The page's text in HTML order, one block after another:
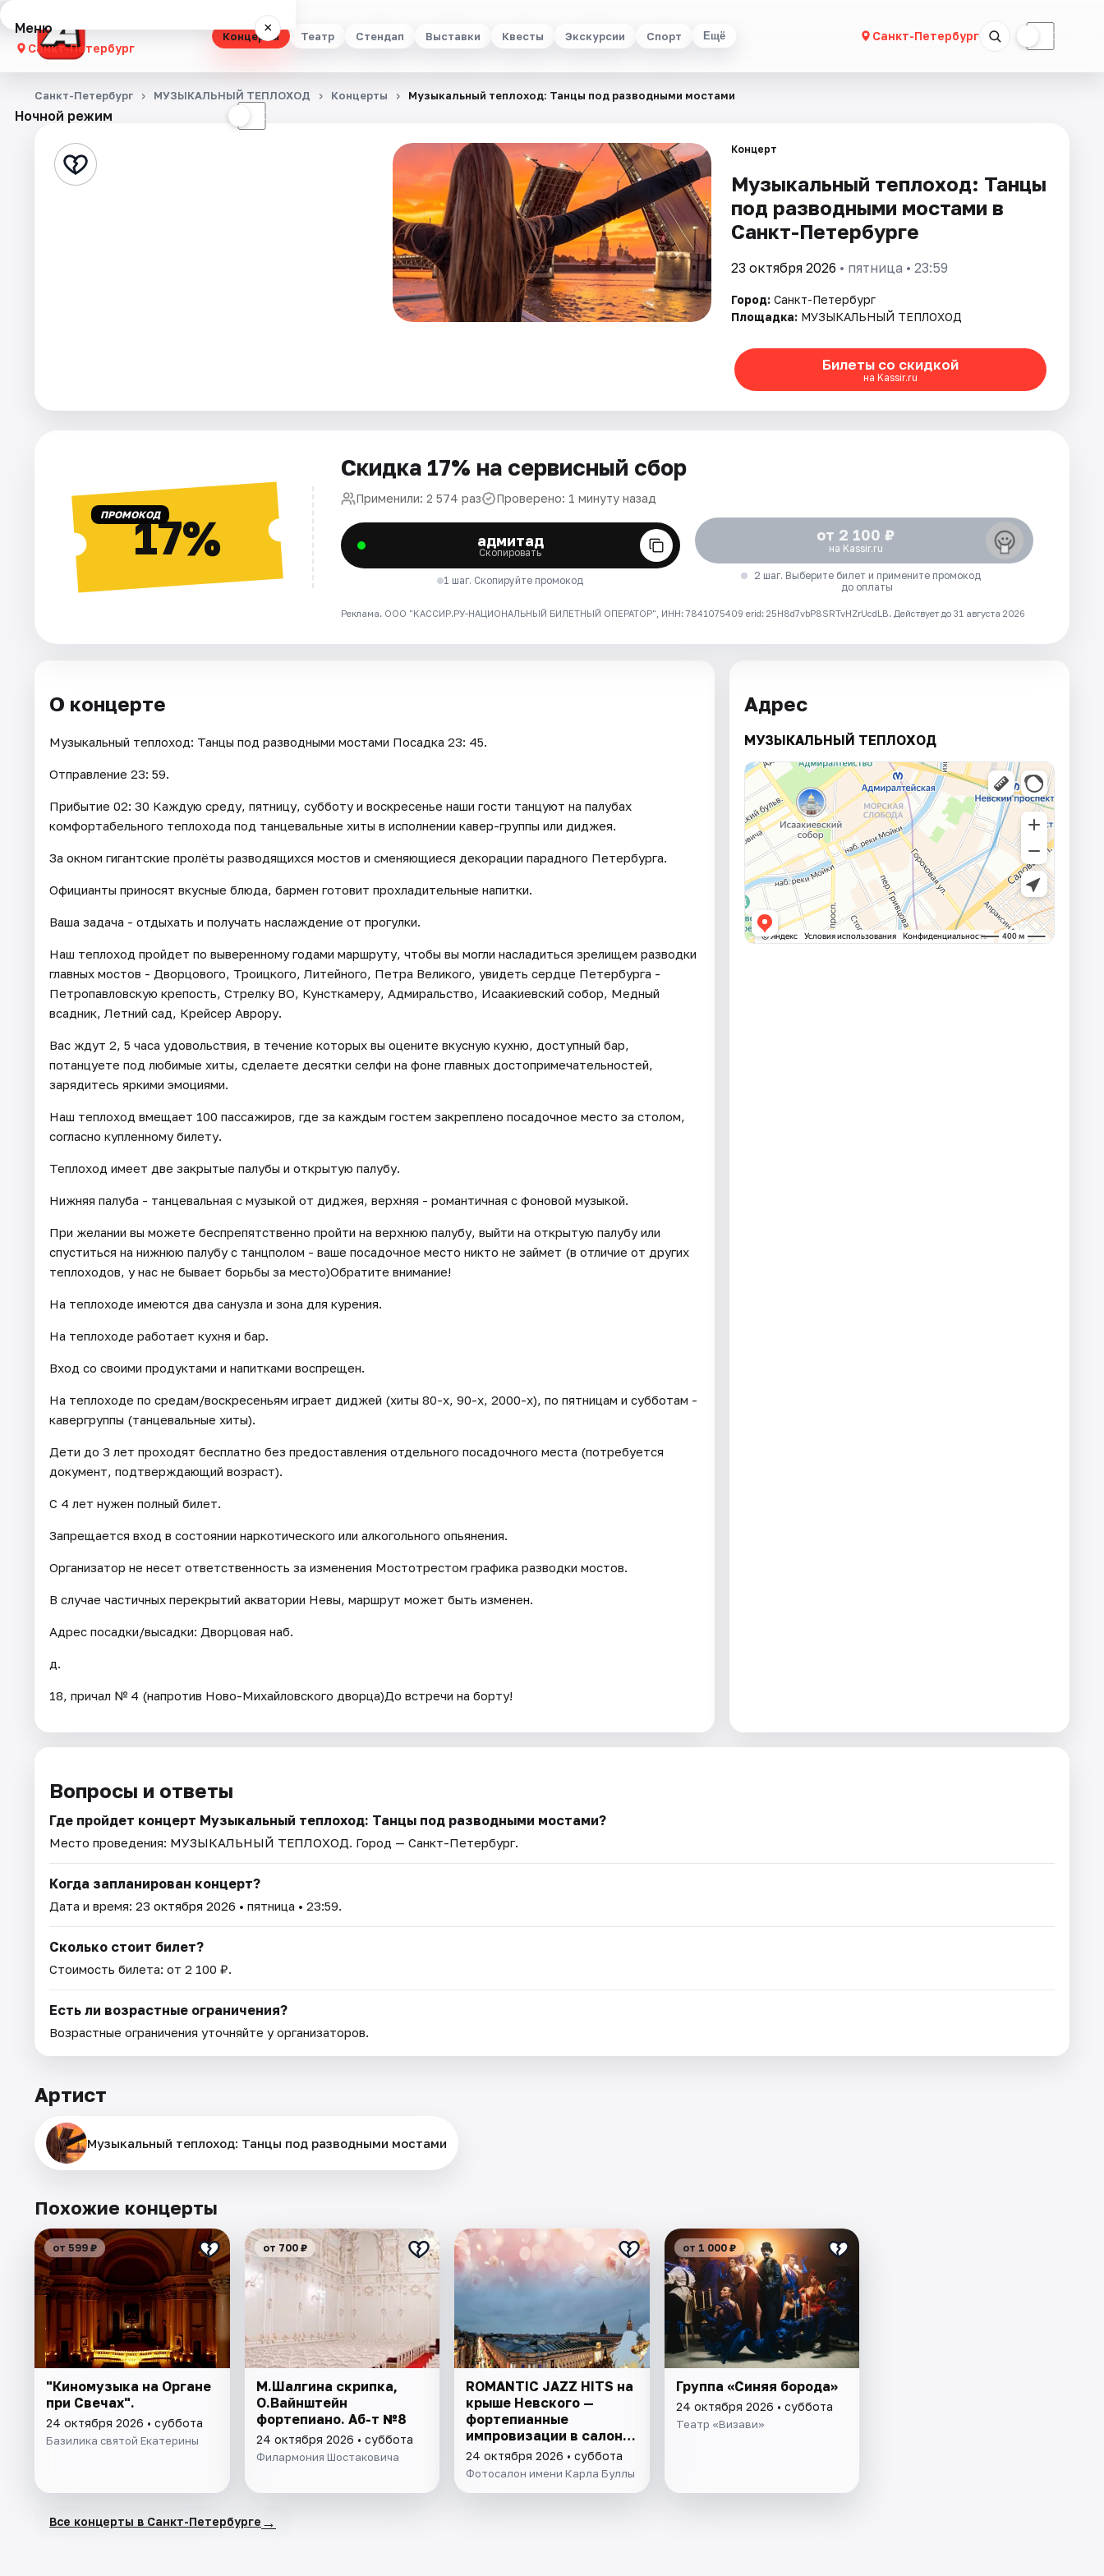
Концерты Театр Стендап Выставки Квесты Экскурсии Спорт Ещё Санкт-Петербург ☾
Меню ×
Санкт-Петербург
Концерты
Стендап
Города
Рейтинги
Ночной режим ☾
Санкт-Петербург МУЗЫКАЛЬНЫЙ ТЕПЛОХОД Концерты Музыкальный теплоход: Танцы под разводными мостами
Концерт
Музыкальный теплоход: Танцы
под разводными мостами в
Санкт-Петербурге
23 октября 2026 • пятница • 23:59
Город: Санкт-Петербург
Площадка: МУЗЫКАЛЬНЫЙ ТЕПЛОХОД
Билеты со скидкой
на Kassir.ru
ПРОМОКОД17%
Скидка 17% на сервисный сбор
Применили: 2 574 раз Проверено: 1 минуту назад
адмитад
Скопировать
1 шаг. Скопируйте промокод
от 2 100 ₽
на Kassir.ru
2 шаг. Выберите билет и примените промокод
до оплаты
Реклама. ООО "КАССИР.РУ-НАЦИОНАЛЬНЫЙ БИЛЕТНЫЙ ОПЕРАТОР", ИНН: 7841075409 erid: 25H8d7vbP8SRTvHZrUcdLB. Действует до 31 августа 2026
О концерте
Музыкальный теплоход: Танцы под разводными мостами Посадка 23: 45.
Отправление 23: 59.
Прибытие 02: 30 Каждую среду, пятницу, субботу и воскресенье наши гости танцуют на палубах
комфортабельного теплохода под танцевальные хиты в исполнении кавер-группы или диджея.
За окном гигантские пролёты разводящихся мостов и сменяющиеся декорации парадного Петербурга.
Официанты приносят вкусные блюда, бармен готовит прохладительные напитки.
Ваша задача - отдыхать и получать наслаждение от прогулки.
Наш теплоход пройдет по выверенному годами маршруту, чтобы вы могли насладиться зрелищем разводки
главных мостов - Дворцового, Троицкого, Литейного, Петра Великого, увидеть сердце Петербурга -
Петропавловскую крепость, Стрелку ВО, Кунсткамеру, Адмиральство, Исаакиевский собор, Медный
всадник, Летний сад, Крейсер Аврору.
Вас ждут 2, 5 часа удовольствия, в течение которых вы оцените вкусную кухню, доступный бар,
потанцуете под любимые хиты, сделаете десятки селфи на фоне главных достопримечательностей,
зарядитесь яркими эмоциями.
Наш теплоход вмещает 100 пассажиров, где за каждым гостем закреплено посадочное место за столом,
согласно купленному билету.
Теплоход имеет две закрытые палубы и открытую палубу.
Нижняя палуба - танцевальная с музыкой от диджея, верхняя - романтичная с фоновой музыкой.
При желании вы можете беспрепятственно пройти на верхнюю палубу, выйти на открытую палубу или
спуститься на нижнюю палубу с танцполом - ваше посадочное место никто не займет (в отличие от других
теплоходов, у нас не бывает борьбы за место)Обратите внимание!
На теплоходе имеются два санузла и зона для курения.
На теплоходе работает кухня и бар.
Вход со своими продуктами и напитками воспрещен.
На теплоходе по средам/воскресеньям играет диджей (хиты 80-х, 90-х, 2000-х), по пятницам и субботам -
кавергруппы (танцевальные хиты).
Дети до 3 лет проходят бесплатно без предоставления отдельного посадочного места (потребуется
документ, подтверждающий возраст).
С 4 лет нужен полный билет.
Запрещается вход в состоянии наркотического или алкогольного опьянения.
Организатор не несет ответственность за изменения Мостотрестом графика разводки мостов.
В случае частичных перекрытий акватории Невы, маршрут может быть изменен.
Адрес посадки/высадки: Дворцовая наб.
д.
18, причал № 4 (напротив Ново-Михайловского дворца)До встречи на борту!
Адрес
МУЗЫКАЛЬНЫЙ ТЕПЛОХОД
Вопросы и ответы
Где пройдет концерт Музыкальный теплоход: Танцы под разводными мостами?
Место проведения: МУЗЫКАЛЬНЫЙ ТЕПЛОХОД. Город — Санкт-Петербург.
Когда запланирован концерт?
Дата и время: 23 октября 2026 • пятница • 23:59.
Сколько стоит билет?
Стоимость билета: от 2 100 ₽.
Есть ли возрастные ограничения?
Возрастные ограничения уточняйте у организаторов.
Артист
Музыкальный теплоход: Танцы под разводными мостами
Похожие концерты
от 599 ₽
"Киномузыка на Органе
при Свечах".
24 октября 2026 • суббота
Базилика святой Екатерины
от 700 ₽
М.Шалгина скрипка,
О.Вайнштейн
фортепиано. Аб-т №8
24 октября 2026 • суббота
Филармония Шостаковича
ROMANTIC JAZZ HITS на
крыше Невского —
фортепианные
импровизации в салоне
Серебряного века.
Вечеринка с фуршетом
24 октября 2026 • суббота
Фотосалон имени Карла Буллы
от 1 000 ₽
Группа «Синяя борода»
24 октября 2026 • суббота
Театр «Визави»
Все концерты в Санкт-Петербурге →